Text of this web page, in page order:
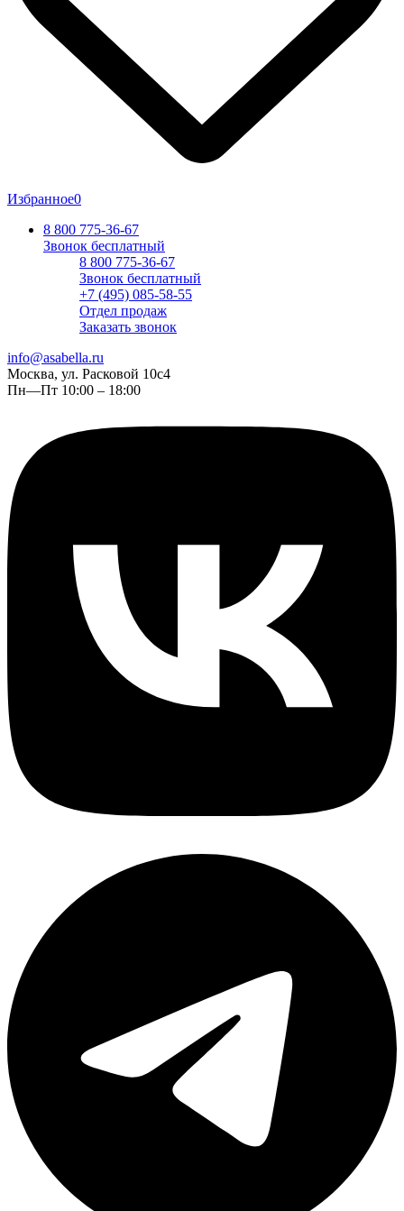
Избранное0
8 800 775-36-67
Звонок бесплатный
8 800 775-36-67
Звонок бесплатный
+7 (495) 085-58-55
Отдел продаж
Заказать звонок
info@asabella.ru
Москва, ул. Расковой 10с4
Пн—Пт 10:00 – 18:00